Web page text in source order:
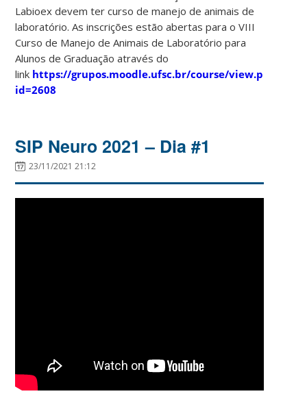
Labioex devem ter curso de manejo de animais de
laboratório. As inscrições estão abertas para o VIII
Curso de Manejo de Animais de Laboratório para
Alunos de Graduação através do
link https://grupos.moodle.ufsc.br/course/view.php?
id=2608
SIP Neuro 2021 – Dia #1
23/11/2021 21:12